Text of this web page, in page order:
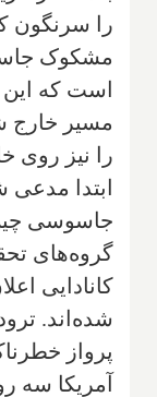
را سرنگون
مشکوک
است که این
مسیر خارج
را نیز روی
ابتدا مدعی
جاسوسی چین
گروه‌های
کانادایی
شده‌اند.
پرواز
آمریکا سه